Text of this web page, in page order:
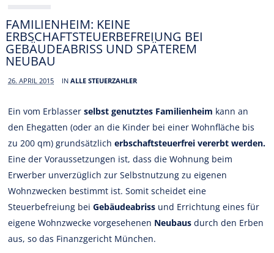
FAMILIENHEIM: KEINE
ERBSCHAFTSTEUERBEFREIUNG BEI
GEBÄUDEABRISS UND SPÄTEREM
NEUBAU
26. APRIL 2015 INALLE STEUERZAHLER
Ein vom Erblasserselbst genutztes Familienheim kann an
den Ehegatten (oder an die Kinder bei einer Wohnfläche bis
zu 200 qm) grundsätzlicherbschaftsteuerfrei vererbt werden.
Eine der Voraussetzungen ist, dass die Wohnung beim
Erwerber unverzüglich zur Selbstnutzung zu eigenen
Wohnzwecken bestimmt ist. Somit scheidet eine
Steuerbefreiung beiGebäudeabriss und Errichtung eines für
eigene Wohnzwecke vorgesehenen Neubaus durch den Erben
aus, so das Finanzgericht München.